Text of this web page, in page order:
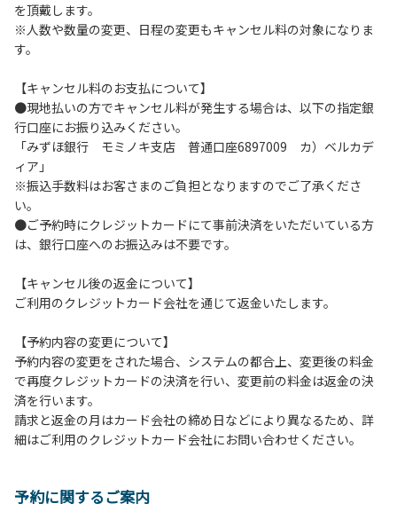
（5km/h以下）を行ってください。
６.施設内は土足禁止です。
７.コテージ・団体宿泊棟内は禁煙です。喫煙は指定の場所で
８.ゴミは分別した上で、燃えるごみ以外は中身を洗い、チェ
ックアウト時はシンクに置いてください。
９.不可抗力以外の事由により建造物、家具、備品、その他の
物品を損傷、紛失、汚染させた場合には、相当額を弁償して
いただくことがあります。
１０.施設内（駐車場含む）での事故や盗難などにつきまして
は、一切の責任を負いかねます。
１１.夜間お車で外出される場合は、駐車場出入り口のバリケ
ードを手動で外してください。※バリケードは都度、元の位
１２.ヴィレッジ場内外灯の消灯時間は21時です。
１.動物（ペット類）の同伴はご遠慮願います。
２.安全管理上、お子様の単独での行動はご遠慮ください。
３.調度品などの持ち出しはしないでください。
４.ご訪問客とのコテージ内での面会はご遠慮願います。
５.テラス、施設内等での花火は禁止です。河原で行う場合は
火の始末の確認、ごみの持ち帰りをお願いします。
７.地面での直火による焚き火、BBQ、キャンプファイヤー
を頂戴します。
※人数や数量の変更、日程の変更もキャンセル料の対象になりま
す。
【キャンセル料のお支払について】
●現地払いの方でキャンセル料が発生する場合は、以下の指定銀
行口座にお振り込みください。
「みずほ銀行 モミノキ支店 普通口座6897009 カ）ベルカデ
ィア」
※振込手数料はお客さまのご負担となりますのでご了承くださ
い。
●ご予約時にクレジットカードにて事前決済をいただいている方
は、銀行口座へのお振込みは不要です。
【キャンセル後の返金について】
ご利用のクレジットカード会社を通じて返金いたします。
【予約内容の変更について】
予約内容の変更をされた場合、システムの都合上、変更後の料金
で再度クレジットカードの決済を行い、変更前の料金は返金の決
済を行います。
請求と返金の月はカード会社の締め日などにより異なるため、詳
細はご利用のクレジットカード会社にお問い合わせください。
予約に関するご案内